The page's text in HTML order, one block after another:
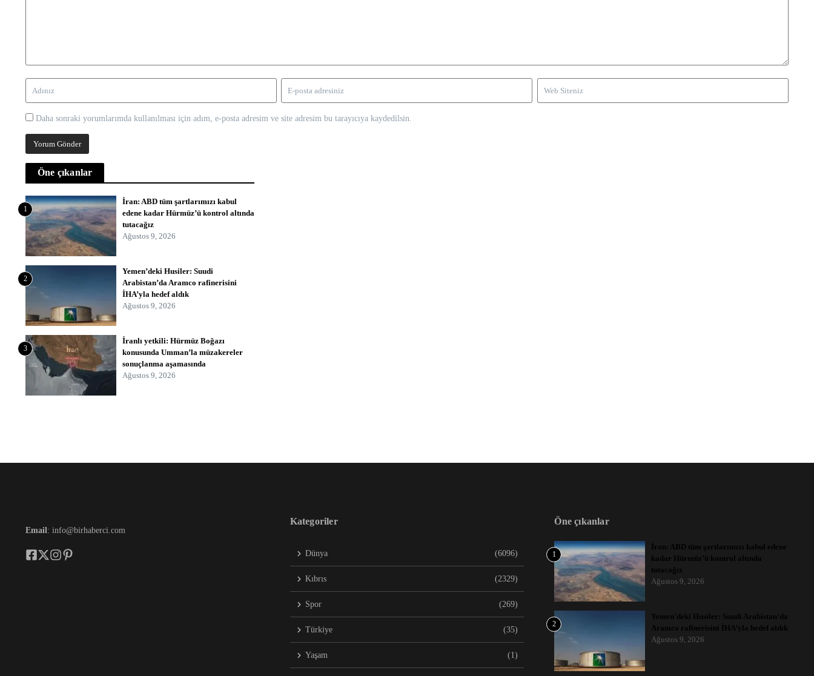
Daha sonraki yorumlarımda kullanılması için adım, e-posta adresim ve site adresim bu tarayıcıya kaydedilsin.
Öne çıkanlar
1
İran: ABD tüm şartlarımızı kabul
edene kadar Hürmüz’ü kontrol altında
tutacağız
Ağustos 9, 2026
2
Yemen’deki Husiler: Suudi
Arabistan’da Aramco rafinerisini
İHA’yla hedef aldık
Ağustos 9, 2026
3
İranlı yetkili: Hürmüz Boğazı
konusunda Umman’la müzakereler
sonuçlanma aşamasında
Ağustos 9, 2026
Email: info@birhaberci.com
Kategoriler
Dünya (6096)
Kıbrıs (2329)
Spor (269)
Türkiye (35)
Yaşam (1)
Öne çıkanlar
1
İran: ABD tüm şartlarımızı kabul edene
kadar Hürmüz’ü kontrol altında
tutacağız
Ağustos 9, 2026
2
Yemen’deki Husiler: Suudi Arabistan’da
Aramco rafinerisini İHA’yla hedef aldık
Ağustos 9, 2026